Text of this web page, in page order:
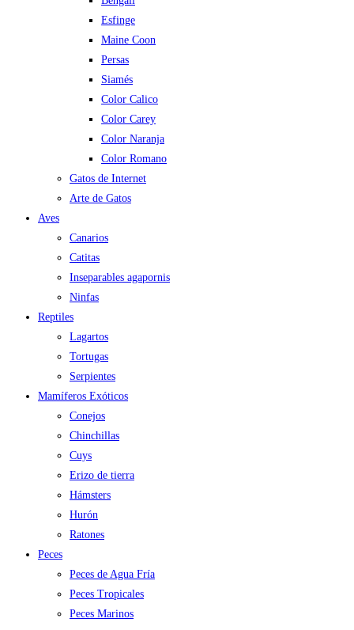
Esfinge
Maine Coon
Persas
Siamés
Color Calico
Color Carey
Color Naranja
Color Romano
Gatos de Internet
Arte de Gatos
Aves
Canarios
Catitas
Inseparables agapornis
Ninfas
Reptiles
Lagartos
Tortugas
Serpientes
Mamíferos Exóticos
Conejos
Chinchillas
Cuys
Erizo de tierra
Hámsters
Hurón
Ratones
Peces
Peces de Agua Fría
Peces Tropicales
Peces Marinos